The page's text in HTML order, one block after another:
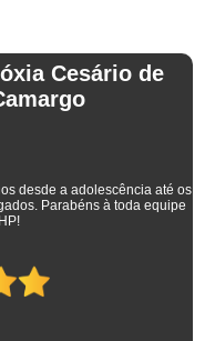
Cesário de
desde a adolescência até os
Parabéns à toda equipe